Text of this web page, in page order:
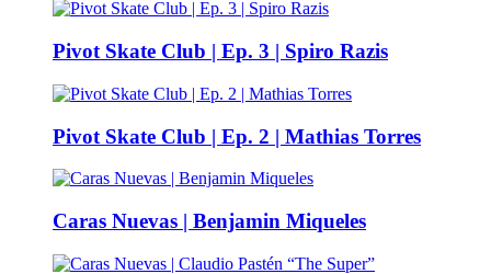
Pivot Skate Club | Ep. 3 | Spiro Razis
Pivot Skate Club | Ep. 2 | Mathias Torres
Caras Nuevas | Benjamin Miqueles